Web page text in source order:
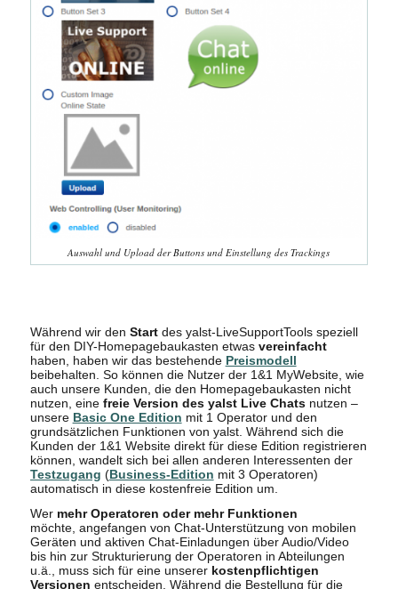
Auswahl und Upload der Buttons und Einstellung des Trackings
Während wir den Startdes yalst-LiveSupportTools speziell
für den DIY-Homepagebaukasten etwas vereinfacht
haben, haben wir das bestehende Preismodell
beibehalten. So können die Nutzer der 1&1 MyWebsite, wie
auch unsere Kunden, die den Homepagebaukasten nicht
nutzen, einefreie Version des yalst Live Chatsnutzen –
unsere Basic One Edition mit 1 Operator und den
grundsätzlichen Funktionen von yalst. Während sich die
Kunden der 1&1 Website direkt für diese Edition registrieren
können, wandelt sich bei allen anderen Interessenten der
Testzugang (Business-Edition mit 3 Operatoren)
automatisch in diese kostenfreie Edition um.
Wer mehr Operatoren oder mehr Funktionen
möchte, angefangen von Chat-Unterstützung von mobilen
Geräten und aktiven Chat-Einladungen über Audio/Video
bis hin zur Strukturierung der Operatoren in Abteilungen
u.ä., muss sich für eine unserer kostenpflichtigen
Versionen entscheiden. Während die Bestellung für die